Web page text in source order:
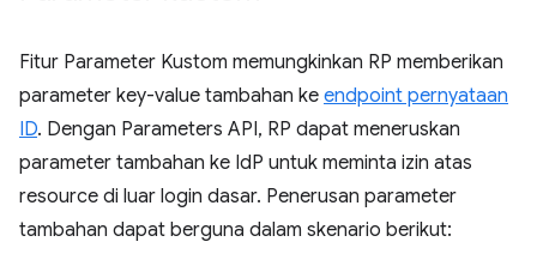
Fitur Parameter Kustom memungkinkan RP memberikan
parameter key-value tambahan ke endpoint pernyataan
ID. Dengan Parameters API, RP dapat meneruskan
parameter tambahan ke IdP untuk meminta izin atas
resource di luar login dasar. Penerusan parameter
tambahan dapat berguna dalam skenario berikut: